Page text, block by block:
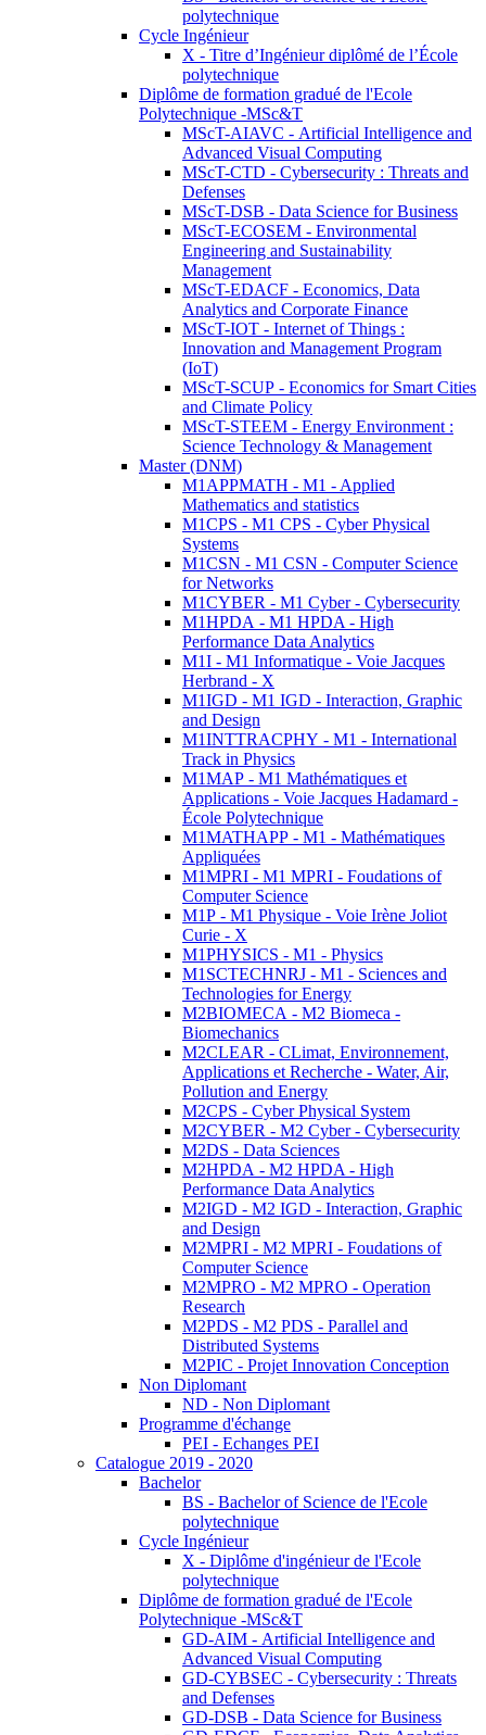
polytechnique
Cycle Ingénieur
X - Titre d’Ingénieur diplômé de l’École
polytechnique
Diplôme de formation gradué de l'Ecole
Polytechnique -MSc&T
MScT-AIAVC - Artificial Intelligence and
Advanced Visual Computing
MScT-CTD - Cybersecurity : Threats and
Defenses
MScT-DSB - Data Science for Business
MScT-ECOSEM - Environmental
Engineering and Sustainability
Management
MScT-EDACF - Economics, Data
Analytics and Corporate Finance
MScT-IOT - Internet of Things :
Innovation and Management Program
(IoT)
MScT-SCUP - Economics for Smart Cities
and Climate Policy
MScT-STEEM - Energy Environment :
Science Technology & Management
Master (DNM)
M1APPMATH - M1 - Applied
Mathematics and statistics
M1CPS - M1 CPS - Cyber Physical
Systems
M1CSN - M1 CSN - Computer Science
for Networks
M1CYBER - M1 Cyber - Cybersecurity
M1HPDA - M1 HPDA - High
Performance Data Analytics
M1I - M1 Informatique - Voie Jacques
Herbrand - X
M1IGD - M1 IGD - Interaction, Graphic
and Design
M1INTTRACPHY - M1 - International
Track in Physics
M1MAP - M1 Mathématiques et
Applications - Voie Jacques Hadamard -
École Polytechnique
M1MATHAPP - M1 - Mathématiques
Appliquées
M1MPRI - M1 MPRI - Foudations of
Computer Science
M1P - M1 Physique - Voie Irène Joliot
Curie - X
M1PHYSICS - M1 - Physics
M1SCTECHNRJ - M1 - Sciences and
Technologies for Energy
M2BIOMECA - M2 Biomeca -
Biomechanics
M2CLEAR - CLimat, Environnement,
Applications et Recherche - Water, Air,
Pollution and Energy
M2CPS - Cyber Physical System
M2CYBER - M2 Cyber - Cybersecurity
M2DS - Data Sciences
M2HPDA - M2 HPDA - High
Performance Data Analytics
M2IGD - M2 IGD - Interaction, Graphic
and Design
M2MPRI - M2 MPRI - Foudations of
Computer Science
M2MPRO - M2 MPRO - Operation
Research
M2PDS - M2 PDS - Parallel and
Distributed Systems
M2PIC - Projet Innovation Conception
Non Diplomant
ND - Non Diplomant
Programme d'échange
PEI - Echanges PEI
Catalogue 2019 - 2020
Bachelor
BS - Bachelor of Science de l'Ecole
polytechnique
Cycle Ingénieur
X - Diplôme d'ingénieur de l'Ecole
polytechnique
Diplôme de formation gradué de l'Ecole
Polytechnique -MSc&T
GD-AIM - Artificial Intelligence and
Advanced Visual Computing
GD-CYBSEC - Cybersecurity : Threats
and Defenses
GD-DSB - Data Science for Business